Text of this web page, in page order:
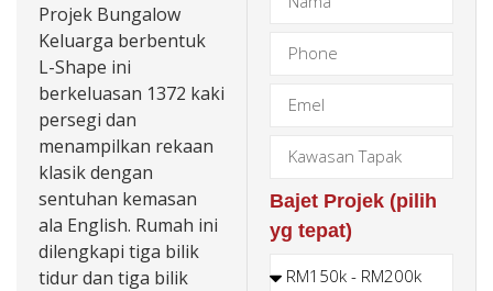
Projek Bungalow
Keluarga berbentuk
L-Shape ini
berkeluasan 1372 kaki
persegi dan
menampilkan rekaan
klasik dengan
sentuhan kemasan
ala English. Rumah ini
dilengkapi tiga bilik
tidur dan tiga bilik
Bajet Projek (pilih
yg tepat)